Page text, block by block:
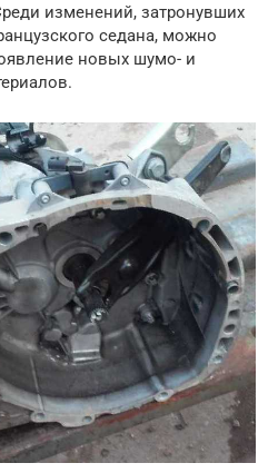
изменений, затронувших
седана, можно
новых шумо- и